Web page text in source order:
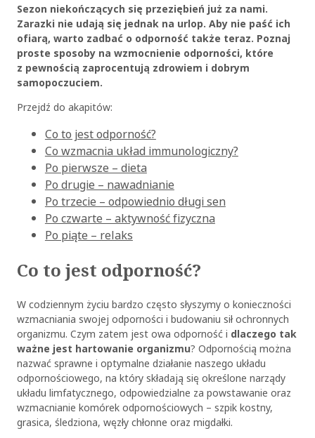
Sezon niekończących się przeziębień już za nami.
Zarazki nie udają się jednak na urlop. Aby nie paść ich
ofiarą, warto zadbać o odporność także teraz. Poznaj
proste sposoby na wzmocnienie odporności, które
z pewnością zaprocentują zdrowiem i dobrym
samopoczuciem.
Przejdź do akapitów:
Co to jest odporność?
Co wzmacnia układ immunologiczny?
Po pierwsze – dieta
Po drugie – nawadnianie
Po trzecie – odpowiednio długi sen
Po czwarte – aktywność fizyczna
Po piąte – relaks
Co to jest odporność?
W codziennym życiu bardzo często słyszymy o konieczności
wzmacniania swojej odporności i budowaniu sił ochronnych
organizmu. Czym zatem jest owa odporność i dlaczego tak
ważne jest hartowanie organizmu? Odpornością można
nazwać sprawne i optymalne działanie naszego układu
odpornościowego, na który składają się określone narządy
układu limfatycznego, odpowiedzialne za powstawanie oraz
wzmacnianie komórek odpornościowych – szpik kostny,
grasica, śledziona, węzły chłonne oraz migdałki.